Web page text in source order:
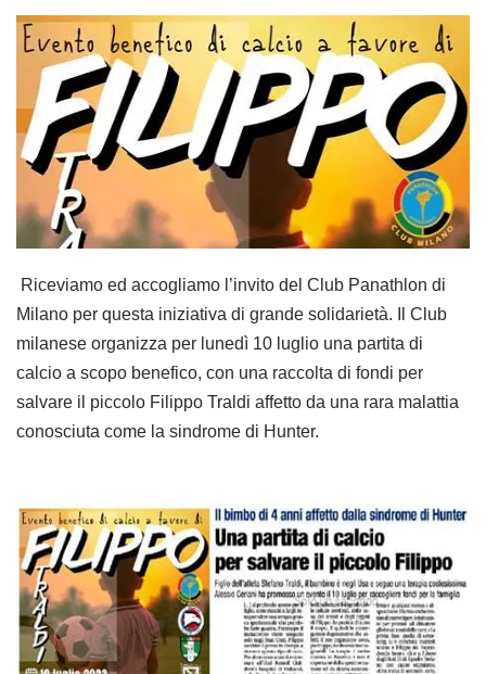
Riceviamo ed accogliamo l’invito del Club Panathlon di
Milano per questa iniziativa di grande solidarietà. Il Club
milanese organizza per lunedì 10 luglio una partita di
calcio a scopo benefico, con una raccolta di fondi per
salvare il piccolo Filippo Traldi affetto da una rara malattia
conosciuta come la sindrome di Hunter.